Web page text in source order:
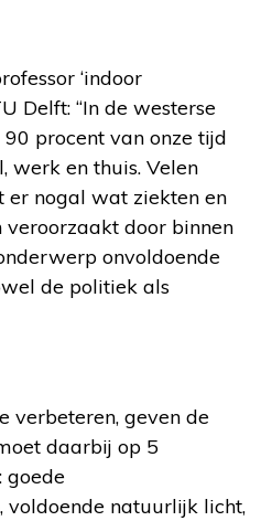
‘indoor
Delft: “In de westerse
procent van onze tijd
werk en thuis. Velen
er nogal wat ziekten en
door binnen
onvoldoende
de politiek als
verbeteren, geven de
daarbij op 5
goede
voldoende natuurlijk licht,